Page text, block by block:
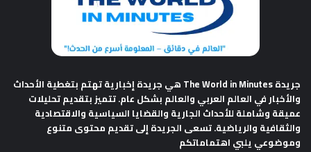
جريدة The World in Minutes
هي جريدة إخبارية تهتم بتغطية الأحداث
والأخبار في العالم العربي والعالم بشكل عام. تتميز بتقديم تحليلات
عميقة وشاملة للأحداث الجارية والقضايا السياسية والاقتصادية
والثقافية والرياضية. تسعى الجريدة إلى تقديم محتوى متنوع
وموضوعي يلبي اهتماماتكم